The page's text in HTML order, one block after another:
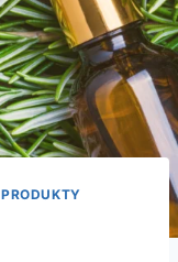
|PRODUKTY